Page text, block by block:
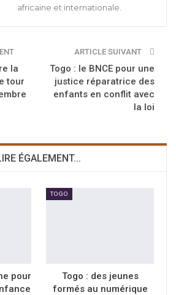
africaine et internationale.
la
tour
ARTICLE SUIVANT
Togo : le BNCE pour une
justice réparatrice des
enfants en conflit avec
la loi
ÉGALEMENT...
pour
TOGO
Togo : des jeunes
formés au numérique